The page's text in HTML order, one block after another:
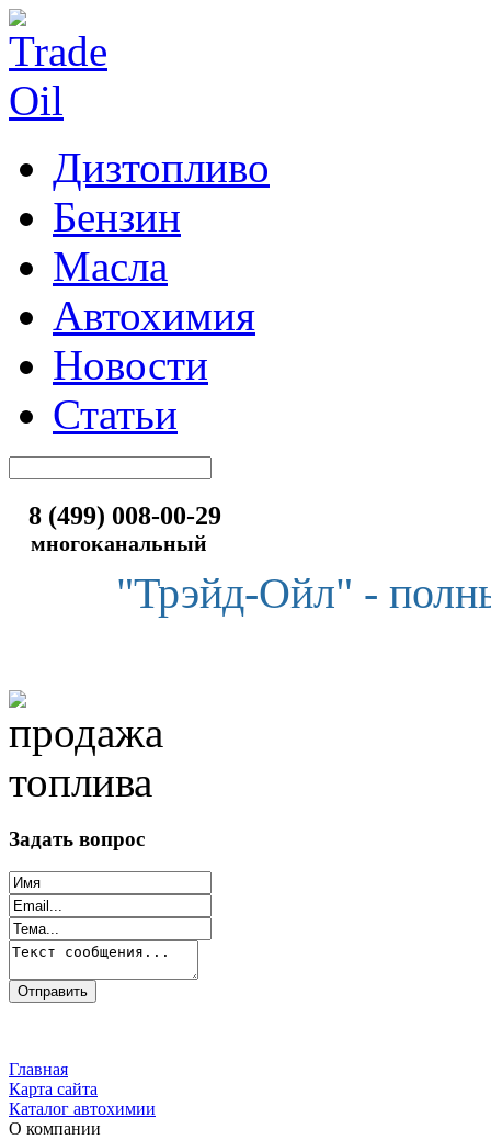
Дизтопливо
Бензин
Масла
Автохимия
Новости
Статьи
8 (499) 008-00-29
многоканальный
"Трэйд-Ойл" -
Задать вопрос
Главная
Карта сайта
Каталог автохимии
О компании